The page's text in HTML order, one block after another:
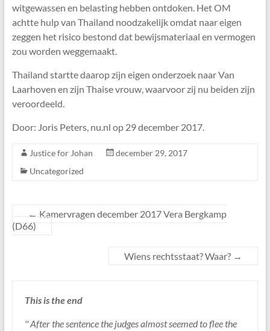
witgewassen en belasting hebben ontdoken. Het OM
achtte hulp van Thailand noodzakelijk omdat naar eigen
zeggen het risico bestond dat bewijsmateriaal en vermogen
zou worden weggemaakt.
Thailand startte daarop zijn eigen onderzoek naar Van
Laarhoven en zijn Thaise vrouw, waarvoor zij nu beiden zijn
veroordeeld.
Door: Joris Peters, nu.nl op 29 december 2017.
Justice for Johan
december 29, 2017
Uncategorized
← Kamervragen december 2017 Vera Bergkamp
(D66)
Wiens rechtsstaat? Waar? →
This is the end
'' After the sentence the judges almost seemed to flee the